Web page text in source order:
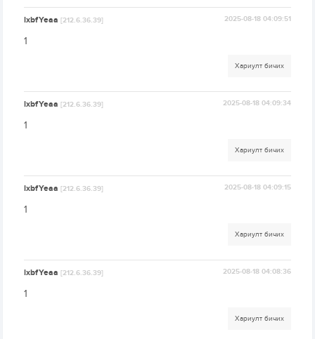
lxbfYeaa[212.6.36.39] 2025-08-18 04:09:51
1
Хариулт бичих
lxbfYeaa[212.6.36.39] 2025-08-18 04:09:34
1
Хариулт бичих
lxbfYeaa[212.6.36.39] 2025-08-18 04:09:15
1
Хариулт бичих
lxbfYeaa[212.6.36.39] 2025-08-18 04:08:36
1
Хариулт бичих